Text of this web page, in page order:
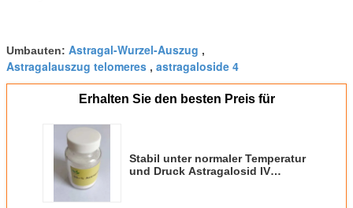
Umbauten: Astragal-Wurzel-Auszug ,
Astragalauszug telomeres , astragaloside 4
Erhalten Sie den besten Preis für
Stabil unter normaler Temperatur
und Druck Astragalosid IV